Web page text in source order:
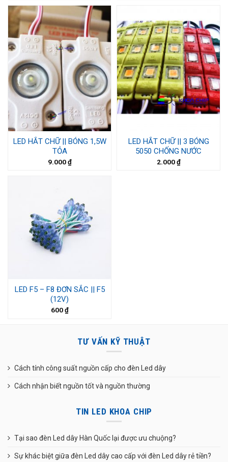
LED HẮT CHỮ || BÓNG 1,5W
TỎA
9.000₫
LED HẮT CHỮ || 3 BÓNG
5050 CHỐNG NƯỚC
2.000₫
LED F5 – F8 ĐƠN SẮC || F5
(12V)
600₫
TƯ VẤN KỸ THUẬT
Cách tính công suất nguồn cấp cho đèn Led dây
Cách nhận biết nguồn tốt và nguồn thường
TIN LED KHOA CHIP
Tại sao đèn Led dây Hàn Quốc lại được ưu chuộng?
Sự khác biệt giữa đèn Led dây cao cấp với đèn Led dây rẻ tiền?